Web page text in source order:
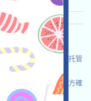
這是一個Solana的自托管
自負安全，加入
，具體機制還需等官方確